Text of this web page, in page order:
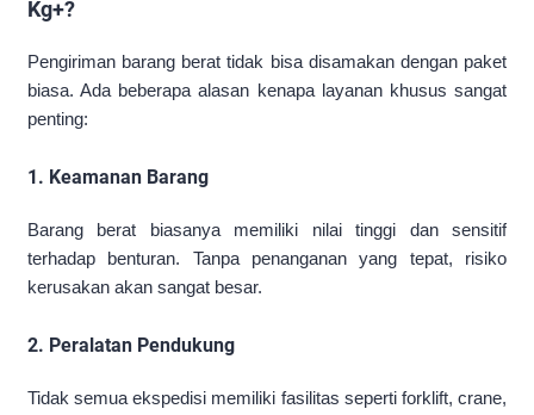
Kg+?
Pengiriman barang berat tidak bisa disamakan dengan paket
biasa. Ada beberapa alasan kenapa layanan khusus sangat
penting:
1. Keamanan Barang
Barang berat biasanya memiliki nilai tinggi dan sensitif
terhadap benturan. Tanpa penanganan yang tepat, risiko
kerusakan akan sangat besar.
2. Peralatan Pendukung
Tidak semua ekspedisi memiliki fasilitas seperti forklift, crane,